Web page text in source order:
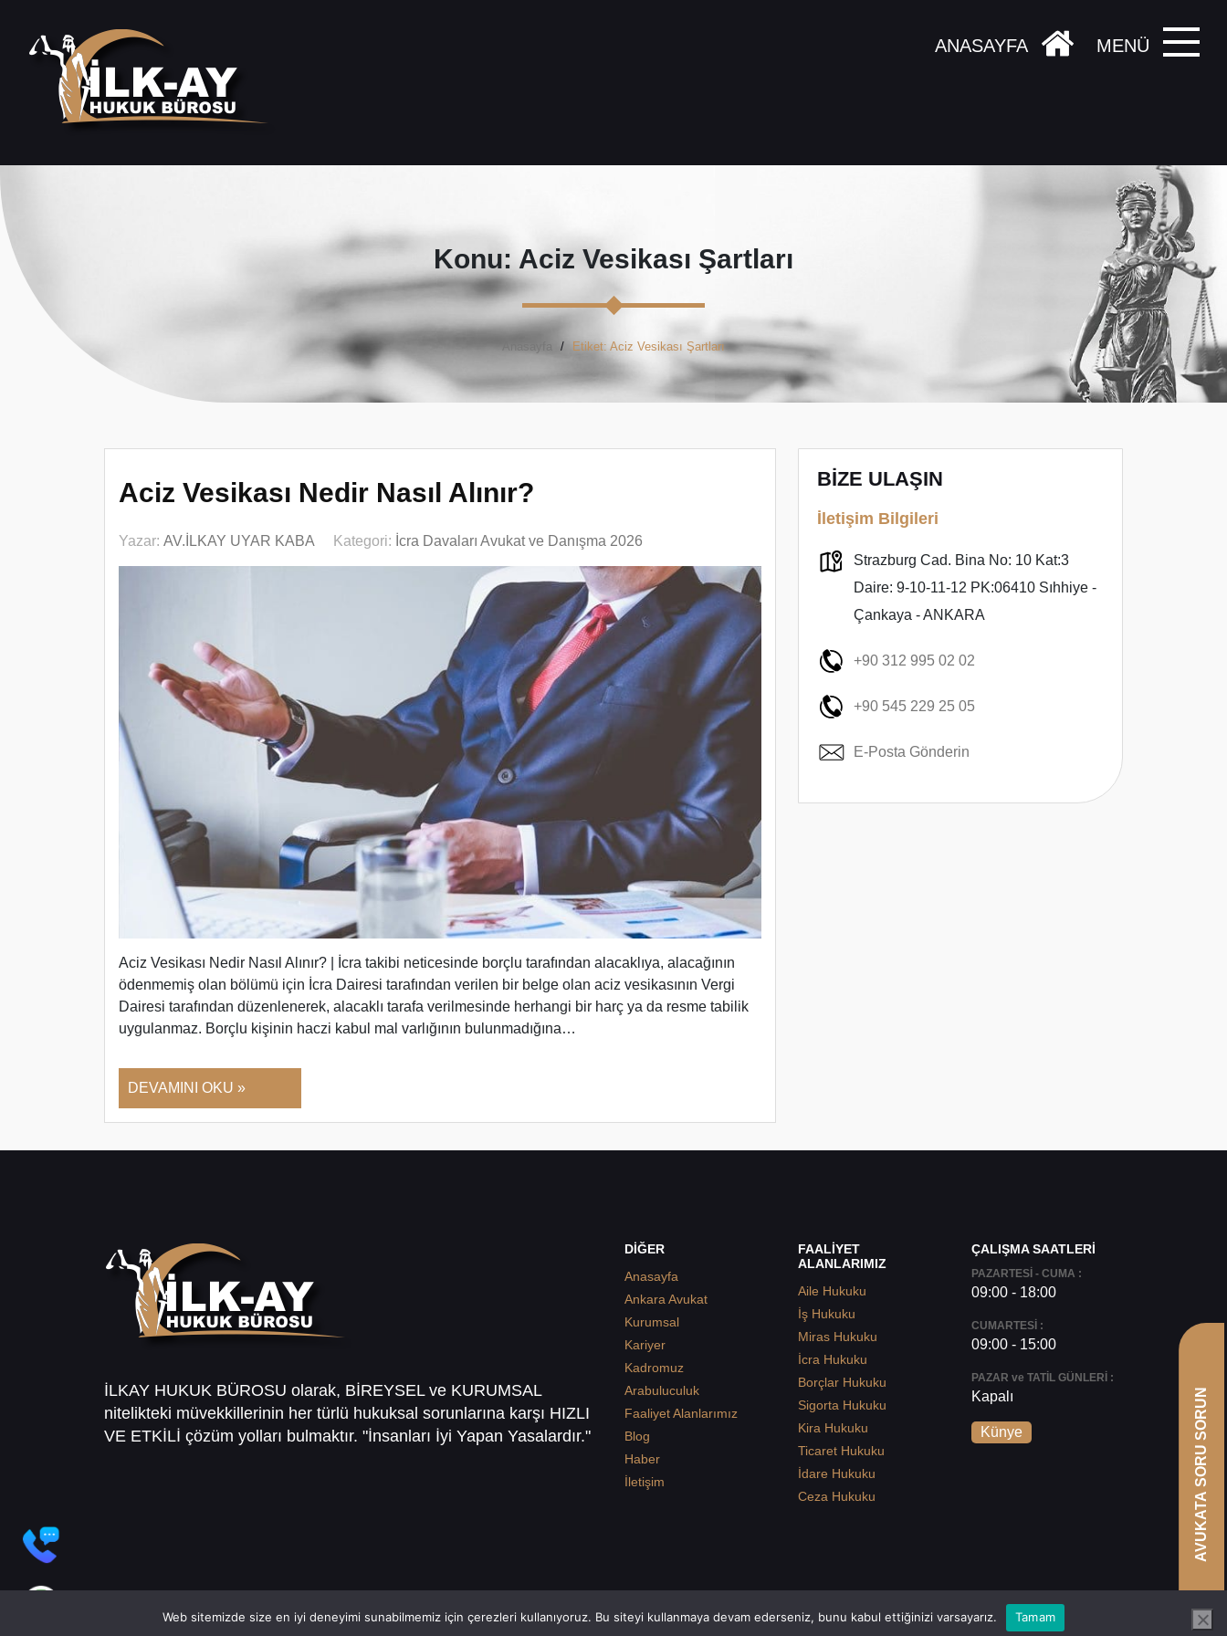
MENÜ
ANASAYFA
Konu: Aciz Vesikası Şartları
Etiket: Aciz Vesikası Şartları
Aciz Vesikası Nedir Nasıl Alınır?
Yazar: AV.İLKAY UYAR KABA Kategori: İcra Davaları Avukat ve Danışma 2026
Aciz Vesikası Nedir Nasıl Alınır? | İcra takibi neticesinde borçlu tarafından alacaklıya, alacağının
ödenmemiş olan bölümü için İcra Dairesi tarafından verilen bir belge olan aciz vesikasının Vergi
Dairesi tarafından düzenlenerek, alacaklı tarafa verilmesinde herhangi bir harç ya da resme tabilik
uygulanmaz. Borçlu kişinin haczi kabul mal varlığının bulunmadığına…
DEVAMINI OKU »
BİZE ULAŞIN
İletişim Bilgileri
Strazburg Cad. Bina No: 10 Kat:3
Daire: 9-10-11-12 PK:06410 Sıhhiye -
Çankaya - ANKARA
+90 312 995 02 02
+90 545 229 25 05
E-Posta Gönderin
İLKAY HUKUK BÜROSU olarak, BİREYSEL ve KURUMSAL
nitelikteki müvekkillerinin her türlü hukuksal sorunlarına karşı HIZLI
VE ETKİLİ çözüm yolları bulmaktır. "İnsanları İyi Yapan Yasalardır."
DİĞER
Anasayfa
Ankara Avukat
Kurumsal
Kariyer
Kadromuz
Arabuluculuk
Faaliyet Alanlarımız
Blog
Haber
İletişim
FAALİYET
ALANLARIMIZ
Aile Hukuku
İş Hukuku
Miras Hukuku
İcra Hukuku
Borçlar Hukuku
Sigorta Hukuku
Kira Hukuku
Ticaret Hukuku
İdare Hukuku
Ceza Hukuku
ÇALIŞMA SAATLERİ
PAZARTESİ - CUMA :
09:00 - 18:00
CUMARTESİ :
09:00 - 15:00
PAZAR ve TATİL GÜNLERİ :
Kapalı
Künye
Web sitemizde size en iyi deneyimi sunabilmemiz için çerezleri kullanıyoruz. Bu siteyi kullanmaya devam ederseniz, bunu kabul ettiğinizi varsayarız. Tamam
AVUKATA SORU SORUN